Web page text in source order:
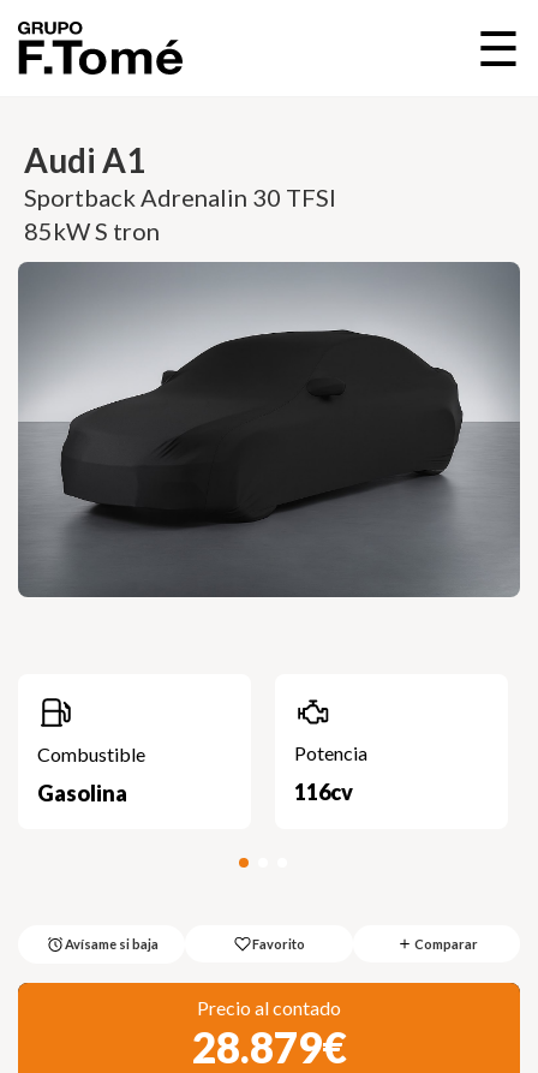
☰
Audi A1
Sportback Adrenalin 30 TFSI
85kW S tron
Combustible
Gasolina
Potencia
116cv
Avísame si baja Favorito Comparar
Precio al contado
28.879€